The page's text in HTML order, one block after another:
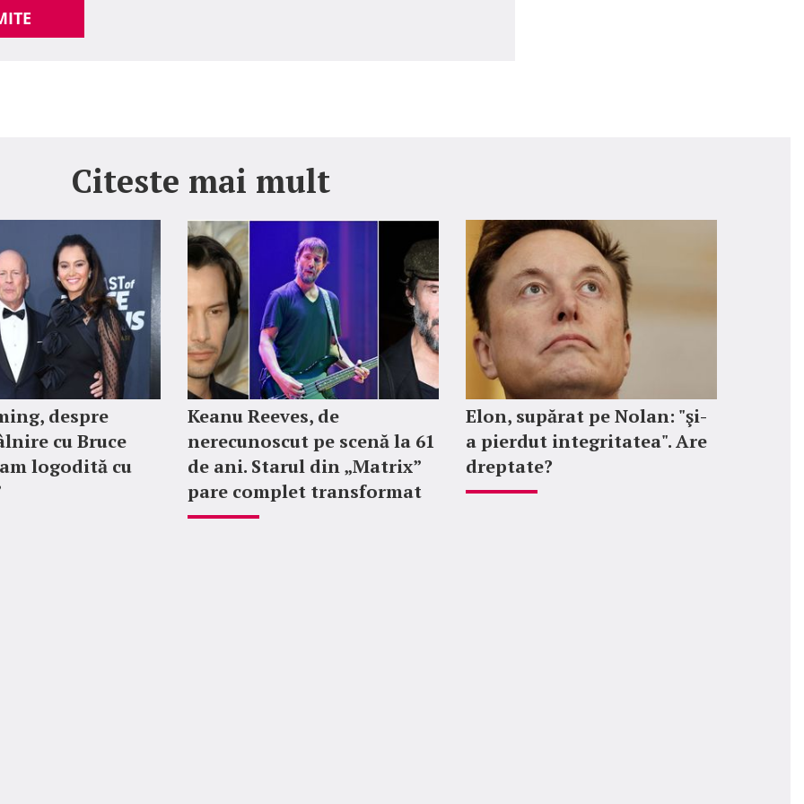
Citeste mai mult
despre
cu Bruce
logodită cu
Keanu Reeves, de
nerecunoscut pe scenă la 61
de ani. Starul din „Matrix”
pare complet transformat
Elon, supărat pe Nolan: "şi-
a pierdut integritatea". Are
dreptate?